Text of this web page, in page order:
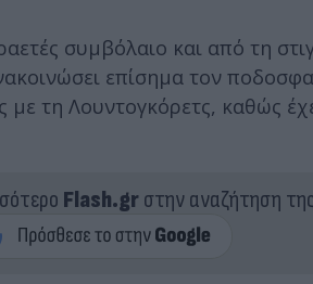
συμβόλαιο και από τη
επίσημα τον
με τη Λουντογκόρετς, καθώς
Flash.grστην αναζήτηση